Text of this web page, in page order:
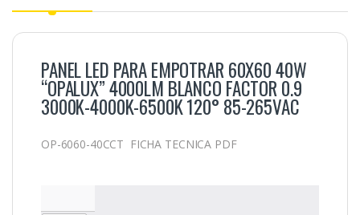
PANEL LED PARA EMPOTRAR 60X60 40W
“OPALUX” 4000LM BLANCO FACTOR 0.9
3000K-4000K-6500K 120° 85-265VAC
OP-6060-40CCT FICHA TECNICA PDF